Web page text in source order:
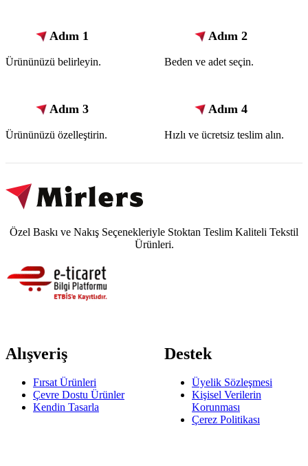
Adım 1
Ürününüzü belirleyin.
Adım 2
Beden ve adet seçin.
Adım 3
Ürününüzü özelleştirin.
Adım 4
Hızlı ve ücretsiz teslim alın.
Özel Baskı ve Nakış Seçenekleriyle Stoktan Teslim Kaliteli Tekstil
Ürünleri.
Alışveriş
Fırsat Ürünleri
Çevre Dostu Ürünler
Kendin Tasarla
Destek
Üyelik Sözleşmesi
Kişisel Verilerin
Korunması
Çerez Politikası